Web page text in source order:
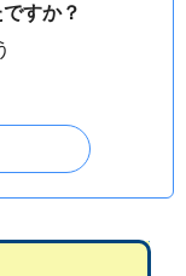
すか？